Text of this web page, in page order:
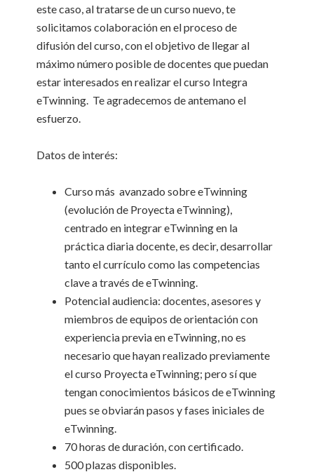
este caso, al tratarse de un curso nuevo, te
solicitamos colaboración en el proceso de
difusión del curso, con el objetivo de llegar al
máximo número posible de docentes que puedan
estar interesados en realizar el curso Integra
eTwinning. Te agradecemos de antemano el
esfuerzo.
Datos de interés:
Curso más avanzado sobre eTwinning
(evolución de Proyecta eTwinning),
centrado en integrar eTwinning en la
práctica diaria docente, es decir, desarrollar
tanto el currículo como las competencias
clave a través de eTwinning.
Potencial audiencia: docentes, asesores y
miembros de equipos de orientación con
experiencia previa en eTwinning, no es
necesario que hayan realizado previamente
el curso Proyecta eTwinning; pero sí que
tengan conocimientos básicos de eTwinning
pues se obviarán pasos y fases iniciales de
eTwinning.
70 horas de duración, con certificado.
500 plazas disponibles.